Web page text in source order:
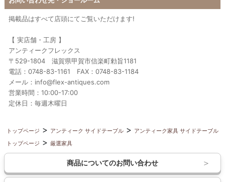
掲載品はすべて店頭にてご覧いただけます!
【 実店舗・工房 】
アンティークフレックス
〒529-1804 滋賀県甲賀市信楽町勅旨1181
電話：0748-83-1161 FAX：0748-83-1184
メール：info@flex-antiques.com
営業時間：10:00-17:00
定休日：毎週木曜日
トップページ アンティーク サイドテーブル
アンティーク家具 サイドテーブル
トップページ
厳選家具
商品についてのお問い合わせ